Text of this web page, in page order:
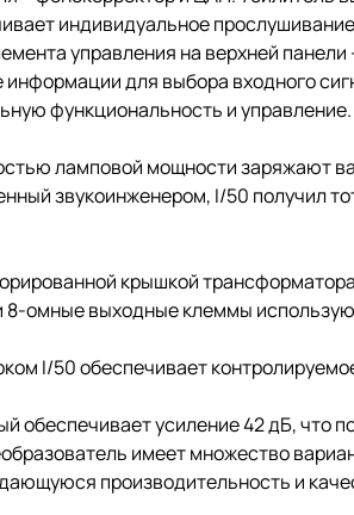
индивидуальное
управления на верхней
для выбора входного
функциональность и управление.
ламповой мощности заряжают
звукоинженером, I/50 получил
крышкой
омные выходные клеммы
I/50 обеспечивает
усиление 42 дБ, что
имеет множество
производительность и